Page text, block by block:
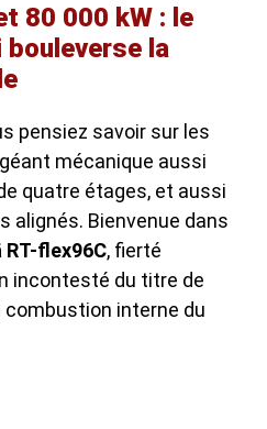
80 000 kW : le
la
pensiez savoir sur les
mécanique aussi
quatre étages, et aussi
alignés. Bienvenue dans
flex96C, fierté
incontesté du titre de
interne du